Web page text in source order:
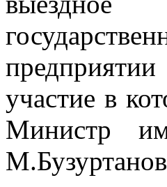
участие в
Министр